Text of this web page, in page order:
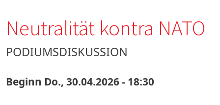
Neutralität kontra NATO
PODIUMSDISKUSSION
Beginn Do., 30.04.2026 - 18:30